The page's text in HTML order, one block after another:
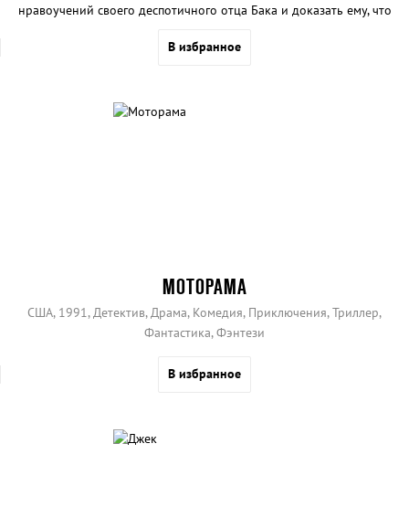
нравоучений своего деспотичного отца Бака и доказать ему, что
В избранное
МОТОРАМА
США, 1991, Детектив, Драма, Комедия, Приключения, Триллер,
Фантастика, Фэнтези
В избранное